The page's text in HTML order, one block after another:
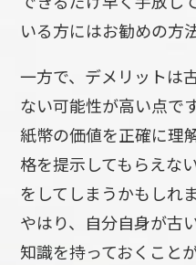
いる方にはお勧めの方
一方で、デメリットは
ない可能性が高い点です
紙幣の価値を正確に理
格を提示してもらえな
をしてしまうかもしれ
やはり、自分自身が古
知識を持っておくこと